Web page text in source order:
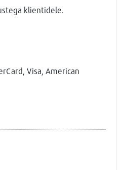
klientidele.
Visa, American